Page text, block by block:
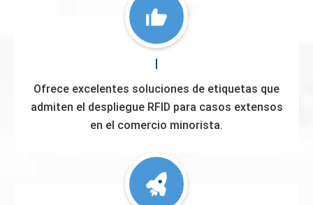
Ofrece excelentes soluciones de etiquetas que
admiten el despliegue RFID para casos extensos
en el comercio minorista.